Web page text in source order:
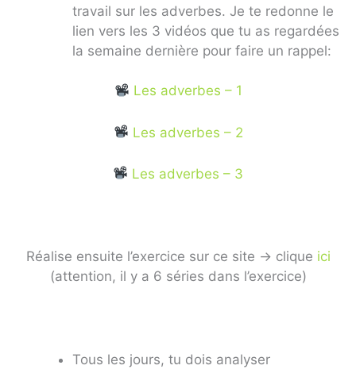
travail sur les adverbes. Je te redonne le
lien vers les 3 vidéos que tu as regardées
la semaine dernière pour faire un rappel:
Les adverbes – 1
Les adverbes – 2
Les adverbes – 3
Réalise ensuite l’exercice sur ce site -> clique ici
(attention, il y a 6 séries dans l’exercice)
Tous les jours, tu dois analyser